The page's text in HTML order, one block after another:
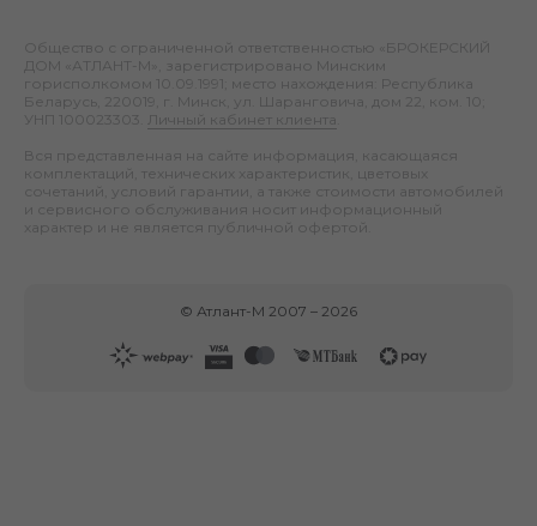
Общество с ограниченной ответственностью «БРОКЕРСКИЙ
ДОМ «АТЛАНТ-М», зарегистрировано Минским
горисполкомом 10.09.1991; место нахождения: Республика
Беларусь, 220019, г. Минск, ул. Шаранговича, дом 22, ком. 10;
УНП 100023303.
Личный кабинет клиента
Вся представленная на сайте информация, касающаяся
комплектаций, технических характеристик, цветовых
сочетаний, условий гарантии, а также стоимости автомобилей
и сервисного обслуживания носит информационный
характер и не является публичной офертой.
© Атлант-М 2007 – 2026